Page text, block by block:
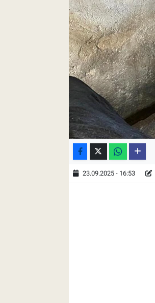
23.09.2025 - 16:53
Dünyada Tarım
Üretici Birlikleri
Şeker ve Şekerli Mamüller
Tahıllar ve Baklagiller